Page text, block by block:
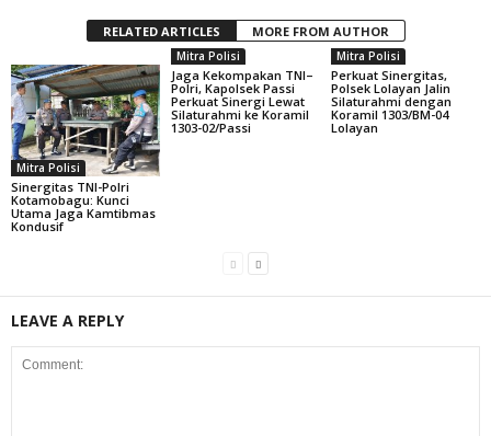
RELATED ARTICLES MORE FROM AUTHOR
Mitra Polisi
Sinergitas TNI-Polri
Kotamobagu: Kunci
Utama Jaga Kamtibmas
Kondusif
Mitra Polisi
Jaga Kekompakan TNI–
Polri, Kapolsek Passi
Perkuat Sinergi Lewat
Silaturahmi ke Koramil
1303-02/Passi
Mitra Polisi
Perkuat Sinergitas,
Polsek Lolayan Jalin
Silaturahmi dengan
Koramil 1303/BM-04
Lolayan
LEAVE A REPLY